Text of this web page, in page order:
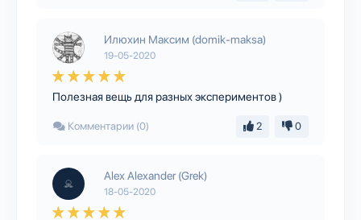
Илюхин Максим (domik-maksa)
19-05-2020
Полезная вещь для разных экспериментов )
Комментарии (0) 2 0
Alex Alexander (Grek)
18-05-2020